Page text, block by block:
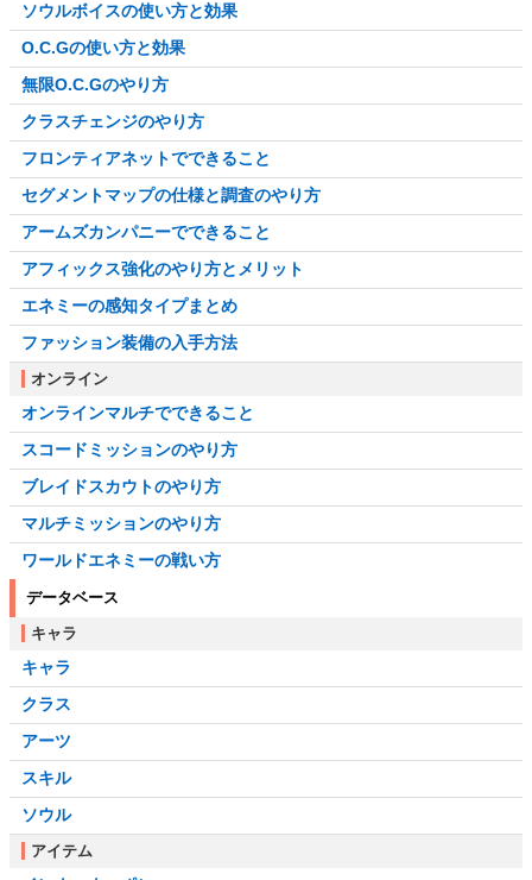
ソウルボイスの使い方と効果
O.C.Gの使い方と効果
無限O.C.Gのやり方
クラスチェンジのやり方
フロンティアネットでできること
セグメントマップの仕様と調査のやり方
アームズカンパニーでできること
アフィックス強化のやり方とメリット
エネミーの感知タイプまとめ
ファッション装備の入手方法
オンライン
オンラインマルチでできること
スコードミッションのやり方
ブレイドスカウトのやり方
マルチミッションのやり方
ワールドエネミーの戦い方
データベース
キャラ
キャラ
クラス
アーツ
スキル
ソウル
アイテム